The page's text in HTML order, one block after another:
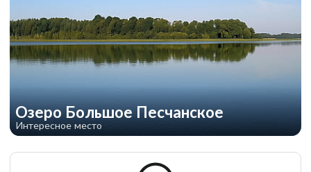
Озеро Большое Песчанское
Интересное место